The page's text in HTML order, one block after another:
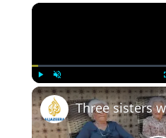
Play Unmute